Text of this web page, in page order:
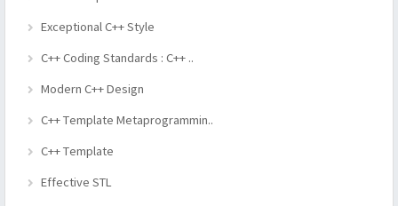
Exceptional C++ Style
C++ Coding Standards : C++ ..
Modern C++ Design
C++ Template Metaprogrammin..
C++ Template
Effective STL